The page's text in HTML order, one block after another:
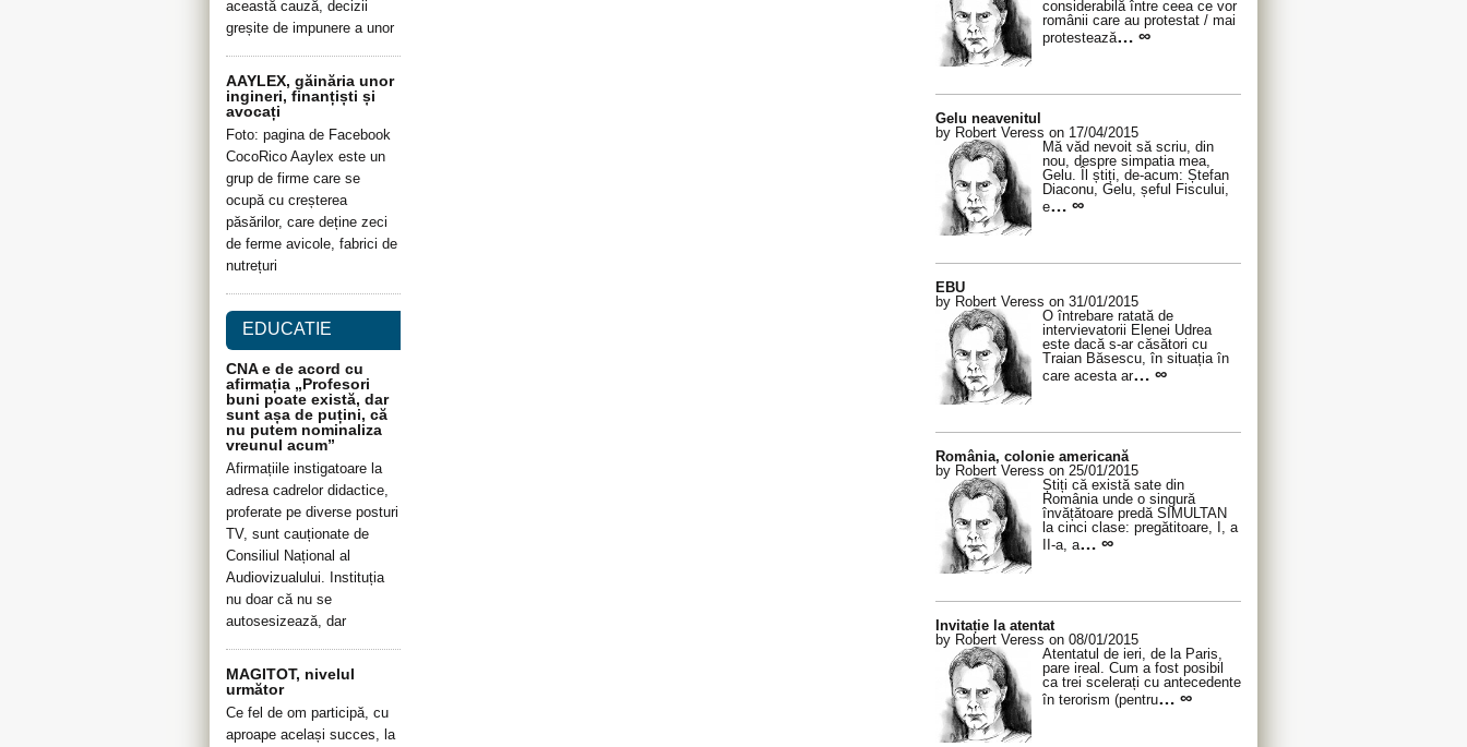
această cauză, decizii
greșite de impunere a unor
AAYLEX, găinăria unor
ingineri, finanțiști și
avocați
Foto: pagina de Facebook
CocoRico Aaylex este un
grup de firme care se
ocupă cu creșterea
păsărilor, care deține zeci
de ferme avicole, fabrici de
nutrețuri
EDUCATIE
CNA e de acord cu
afirmația „Profesori
buni poate există, dar
sunt așa de puțini, că
nu putem nominaliza
vreunul acum”
Afirmațiile instigatoare la
adresa cadrelor didactice,
proferate pe diverse posturi
TV, sunt cauționate de
Consiliul Național al
Audiovizualului. Instituția
nu doar că nu se
autosesizează, dar
MAGITOT, nivelul
următor
Ce fel de om participă, cu
aproape același succes, la
considerabilă între ceea ce vor
românii care au protestat / mai
protestează… ∞
Gelu neavenitul
by Robert Veress on 17/04/2015
Mă văd nevoit să scriu, din
nou, despre simpatia mea,
Gelu. Îl știți, de-acum: Ștefan
Diaconu, Gelu, șeful Fiscului,
e… ∞
EBU
by Robert Veress on 31/01/2015
O întrebare ratată de
intervievatorii Elenei Udrea
este dacă s-ar căsători cu
Traian Băsescu, în situația în
care acesta ar… ∞
România, colonie americană
by Robert Veress on 25/01/2015
Știți că există sate din
România unde o singură
învățătoare predă SIMULTAN
la cinci clase: pregătitoare, I, a
II-a, a… ∞
Invitație la atentat
by Robert Veress on 08/01/2015
Atentatul de ieri, de la Paris,
pare ireal. Cum a fost posibil
ca trei scelerați cu antecedente
în terorism (pentru… ∞